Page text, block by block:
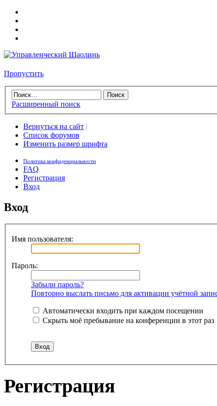
Пропустить
Расширенный поиск
Вернуться на сайт |
Список форумов
Изменить размер шрифта
Политика конфиденциальности
FAQ
Регистрация
Вход
Вход
Имя пользователя:
Пароль:
Забыли пароль?
Повторно выслать письмо для активации учётной
Автоматически входить при каждом посещении
Скрыть моё пребывание на конференции в этот раз
Регистрация